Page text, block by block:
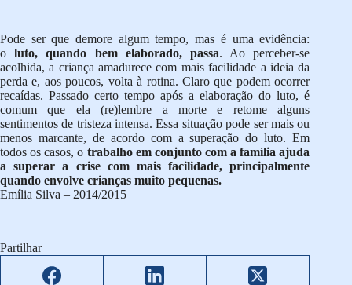
Pode ser que demore algum tempo, mas é uma evidência:
o luto, quando bem elaborado, passa. Ao perceber-se
acolhida, a criança amadurece com mais facilidade a ideia da
perda e, aos poucos, volta à rotina. Claro que podem ocorrer
recaídas. Passado certo tempo após a elaboração do luto, é
comum que ela (re)lembre a morte e retome alguns
sentimentos de tristeza intensa. Essa situação pode ser mais ou
menos marcante, de acordo com a superação do luto. Em
todos os casos, o trabalho em conjunto com a família ajuda
a superar a crise com mais facilidade, principalmente
quando envolve crianças muito pequenas.
Emília Silva – 2014/2015
Partilhar